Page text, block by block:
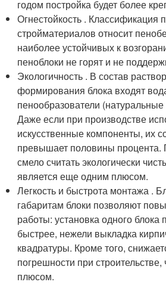
годом постройка будет более
Огнестойкость . Классификация
стройматериалов относит
наиболее устойчивых к
пеноблоки не горят и не
Экологичность . В состав
формирования блока входят
пенообразователи (натуральные
Даже если при производстве
искусственные компоненты, их
превышает половины процента.
смело считать экологически
является еще одним плюсом.
Легкость и быстрота монтажа .
габаритам блоки позволяют
работы: установка одного блока
быстрее, нежели выкладка
квадратуры. Кроме того,
погрешности при строительстве,
плюсом.